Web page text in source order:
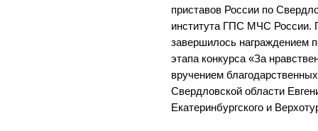
приставов России по
института ГПС МЧС России.
завершилось награждением
этапа конкурса «За
вручением
Свердловской области
Екатеринбургского и